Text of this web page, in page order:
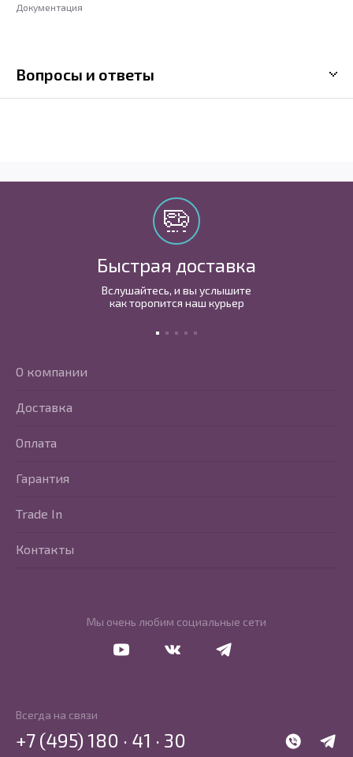
Документация
Вопросы и ответы
Быстрая доставка
Вслушайтесь, и вы услышите
как торопится наш курьер
Мы очень любим социальные сети
О компании
Доставка
Оплата
Гарантия
Trade In
Контакты
Всегда на связи
WhatsApp
+7 (495) 180 · 41 · 30